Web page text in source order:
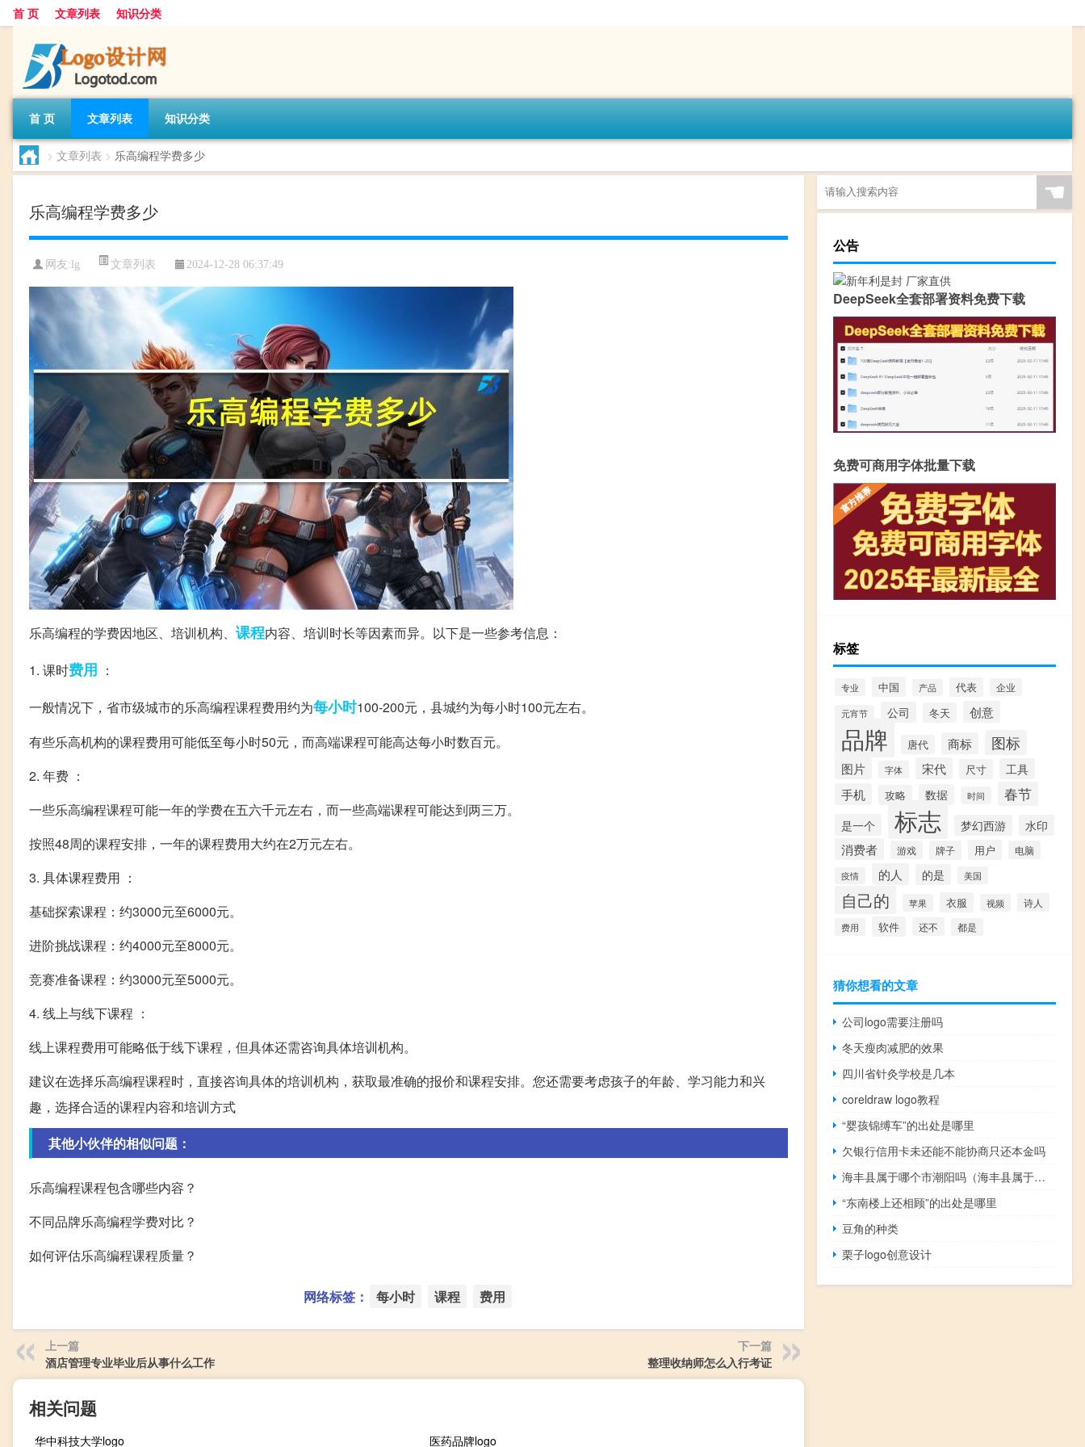
首 页 文章列表 知识分类
首 页 文章列表 知识分类
> 文章列表 > 乐高编程学费多少
乐高编程学费多少
网友:lg 文章列表 2024-12-28 06:37:49
乐高编程的学费因地区、培训机构、 课程内容、培训时长等因素而异。以下是一些参考信息：
1. 课时费用 ：
一般情况下，省市级城市的乐高编程课程费用约为每小时100-200元，县城约为每小时100元左右。
有些乐高机构的课程费用可能低至每小时50元，而高端课程可能高达每小时数百元。
2. 年费 ：
一些乐高编程课程可能一年的学费在五六千元左右，而一些高端课程可能达到两三万。
按照48周的课程安排，一年的课程费用大约在2万元左右。
3. 具体课程费用 ：
基础探索课程：约3000元至6000元。
进阶挑战课程：约4000元至8000元。
竞赛准备课程：约3000元至5000元。
4. 线上与线下课程 ：
线上课程费用可能略低于线下课程，但具体还需咨询具体培训机构。
建议在选择乐高编程课程时，直接咨询具体的培训机构，获取最准确的报价和课程安排。您还需要考虑孩子的年龄、学习能力和兴
趣，选择合适的课程内容和培训方式
其他小伙伴的相似问题：
乐高编程课程包含哪些内容？
不同品牌乐高编程学费对比？
如何评估乐高编程课程质量？
网络标签： 每小时 课程 费用
上一篇
酒店管理专业毕业后从事什么工作
下一篇
整理收纳师怎么入行考证
相关问题
华中科技大学logo 医药品牌logo
☚
公告
DeepSeek全套部署资料免费下载
免费可商用字体批量下载
标签
专业 中国 产品 代表 企业
元宵节 公司 冬天 创意
品牌 唐代 商标 图标
图片 字体 宋代 尺寸 工具
手机 攻略 数据 时间 春节
是一个 标志 梦幻西游 水印
消费者 游戏 牌子 用户 电脑
疫情 的人 的是 美国
自己的 苹果 衣服 视频 诗人
费用 软件 还不 都是
猜你想看的文章
公司logo需要注册吗
冬天瘦肉减肥的效果
四川省针灸学校是几本
coreldraw logo教程
“婴孩锦缚车”的出处是哪里
欠银行信用卡未还能不能协商只还本金吗
海丰县属于哪个市潮阳吗（海丰县属于哪个市）
“东南楼上还相顾”的出处是哪里
豆角的种类
栗子logo创意设计